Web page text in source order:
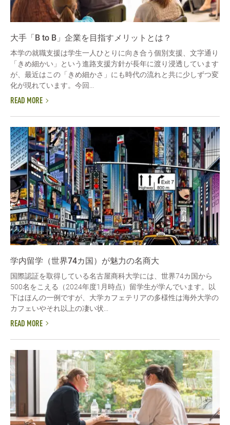
大手「B to B」企業を目指すメリットとは？
本学の就職支援は学生一人ひとりに向き合う個別支援、文字通り
「きめ細かい」という進路支援方針が長年に渡り浸透しています
が、最近はこの「きめ細かさ」にも時代の流れと共に少しずつ変
化が現れています。今回...
READ MORE
学内留学（世界74カ国）が魅力の名商大
国際認証を取得している名古屋商科大学には、世界74カ国から
500名をこえる（2024年度1月時点）留学生が学んでいます。以
下はほんの一例ですが、大学カフェテリアの多様性は海外大学の
カフェいやそれ以上の凄い状...
READ MORE